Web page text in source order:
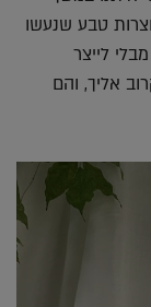
טבע שנעשו
לייצר
אליך, והם